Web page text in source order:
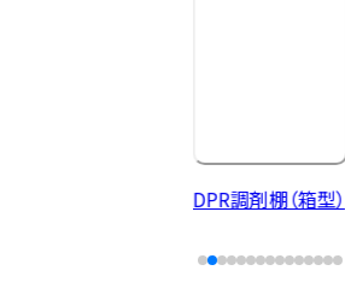
DPR調剤棚（箱型）